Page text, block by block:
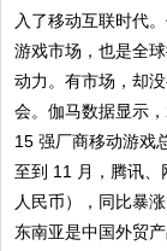
入了移动互联时代
游戏市场，也是全
动力。有市场，却
会。伽马数据显示
15 强厂商移动游戏
至到 11 月，腾讯
人民币），同比暴涨
东南亚是中国外贸